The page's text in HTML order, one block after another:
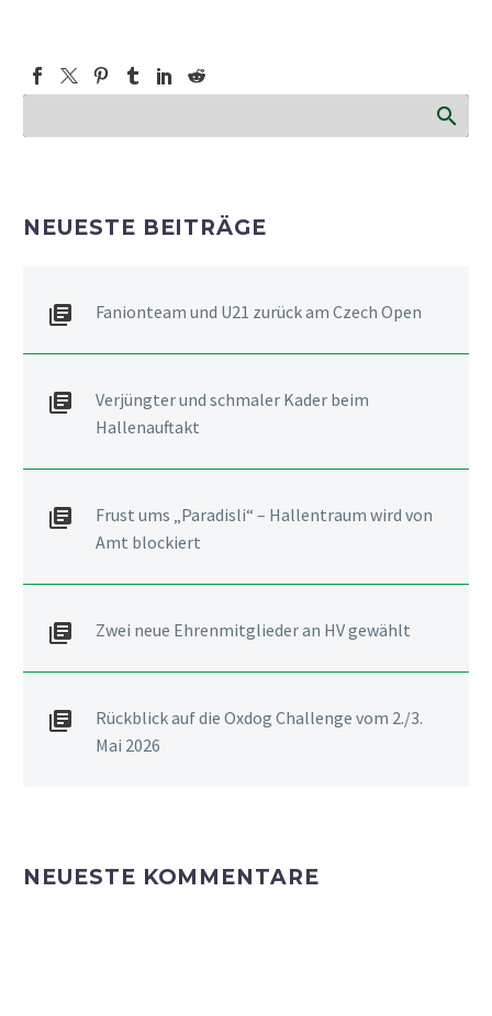
NEUESTE BEITRÄGE
Fanionteam und U21 zurück am Czech Open
Verjüngter und schmaler Kader beim
Hallenauftakt
Frust ums „Paradisli“ – Hallentraum wird von
Amt blockiert
Zwei neue Ehrenmitglieder an HV gewählt
Rückblick auf die Oxdog Challenge vom 2./3.
Mai 2026
NEUESTE KOMMENTARE